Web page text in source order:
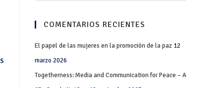
COMENTARIOS RECIENTES
El papel de las mujeres en la promoción de la paz 12
marzo 2026
Togetherness: Media and Communication for Peace – A